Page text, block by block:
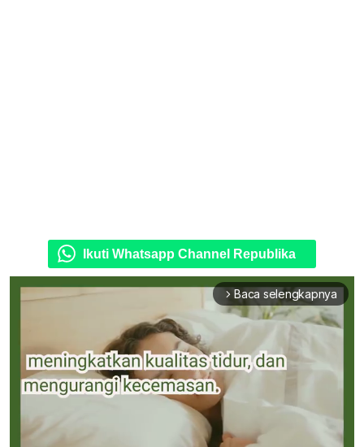
Ikuti Whatsapp Channel Republika
arrow_forward_ios Baca selengkapnya